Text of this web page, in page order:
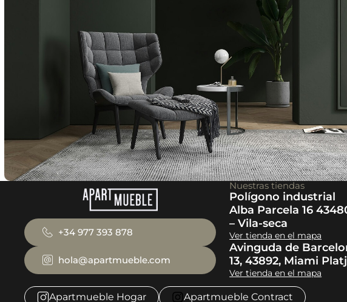
+34 977 393 878
hola@apartmueble.com
Nuestras tiendas
Polígono industrial
Alba Parcela 16
– Vila-seca
Ver tienda en el mapa
Avinguda de
13, 43892, Miami
Ver tienda en el mapa
Apartmueble Hogar Apartmueble Contract